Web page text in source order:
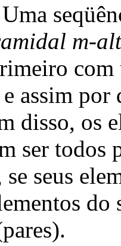
m-
assim
disso, os
ser todos
se seus
do